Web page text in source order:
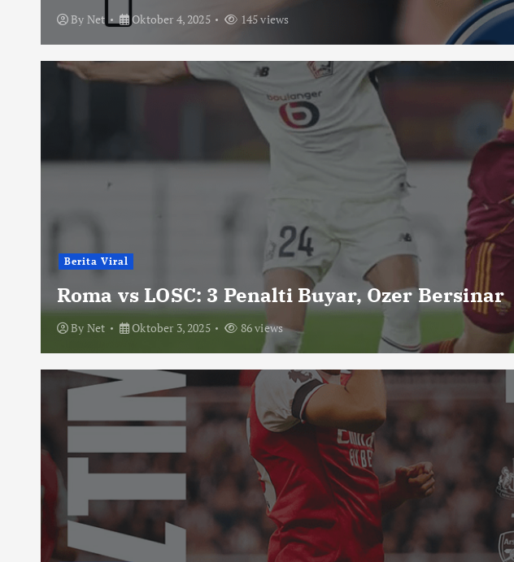
By Net Oktober 4, 2025 145 views
Berita Viral
Roma vs LOSC: 3 Penalti Buyar, Ozer Bersinar
By Net Oktober 3, 2025 86 views